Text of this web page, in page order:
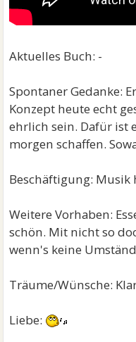
Aktuelles Buch: -
Spontaner Gedanke:
Konzept heute echt
ehrlich sein. Dafür ist
morgen schaffen.
Beschäftigung: Musik
Weitere Vorhaben:
schön. Mit nicht so
wenn's keine
Träume/Wünsche:
Liebe: